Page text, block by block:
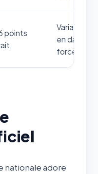
points
Variable
en danger
forces de
nationale adore